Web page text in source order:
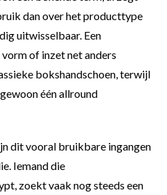
dan over het producttype
uitwisselbaar. Een
of inzet net anders
bokshandschoen, terwijl
één allround
dit vooral bruikbare ingangen
Iemand die
zoekt vaak nog steeds een